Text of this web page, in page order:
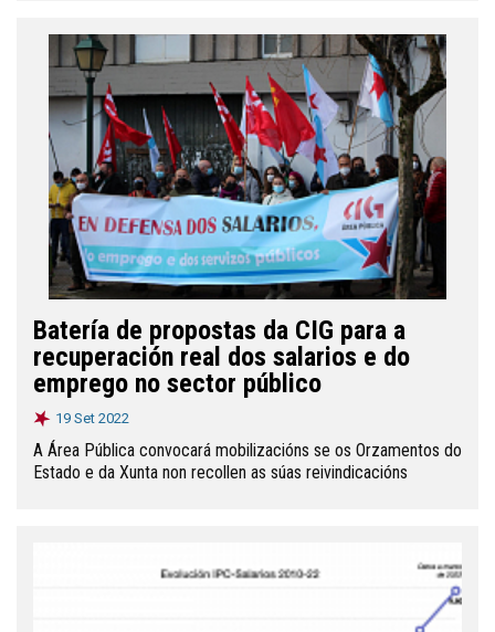
Batería de propostas da CIG para a
recuperación real dos salarios e do
emprego no sector público
19 Set 2022
A Área Pública convocará mobilizacións se os Orzamentos do
Estado e da Xunta non recollen as súas reivindicacións